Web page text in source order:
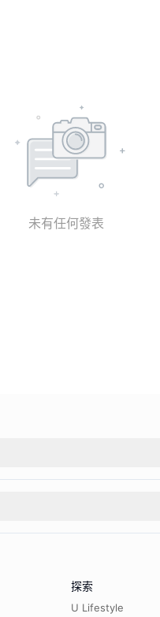
未有任何發表
探索
U Lifestyle